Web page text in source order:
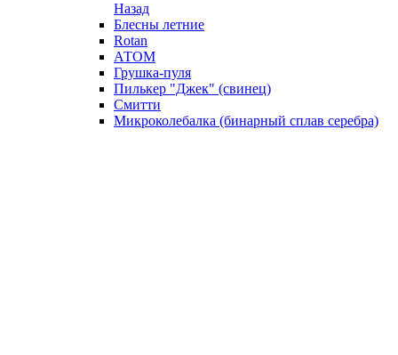
Назад
Блесны летние
Rotan
АТОМ
Грушка-пуля
Пилькер "Джек" (свинец)
Смитти
Микроколебалка (бинарный сплав серебра)